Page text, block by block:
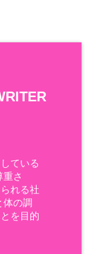
ている
さ
れる社
体の調
を目的